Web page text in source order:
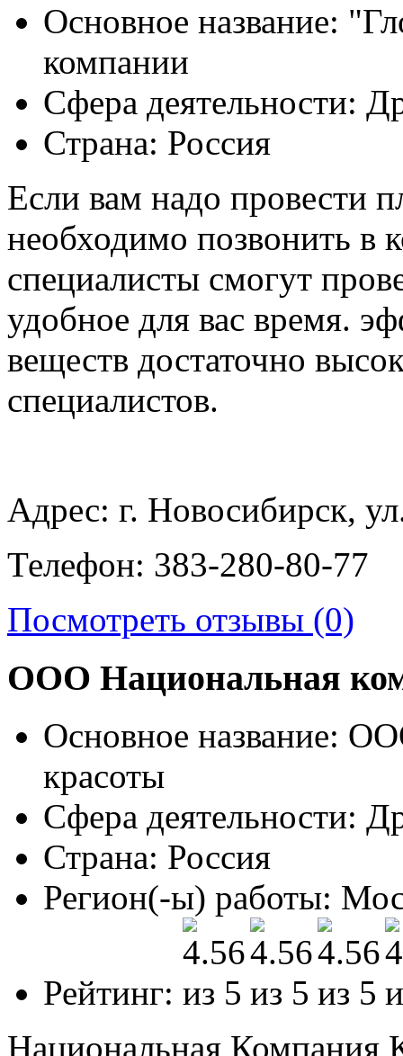
Основное название:
компании
Сфера деятельности:
Страна: Россия
Если вам надо провести
необходимо позвонить в
специалисты смогут
удобное для вас время.
веществ достаточно
специалистов.
Адрес: г. Новосибирск,
Телефон: 383-280-80-77
Посмотреть отзывы (0)
ООО Национальная
Основное название:
красоты
Сфера деятельности:
Страна: Россия
Регион(-ы) работы:
Рейтинг:
Национальная Компания